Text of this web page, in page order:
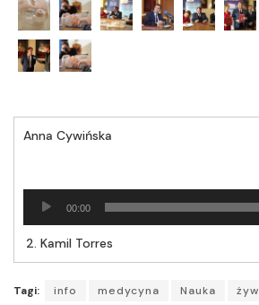
Anna Cywińska
Odtwarzacz
plików
dźwiękowych
00:00
2. Kamil Torres
Tagi: info medycyna Nauka